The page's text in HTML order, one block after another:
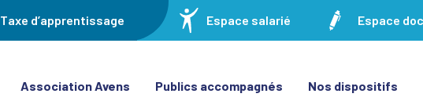
Taxe d’apprentissage Espace salarié Espace
Association Avens Publics accompagnés Nos dispositifs